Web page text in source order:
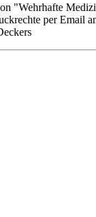
"Wehrhafte
per Email